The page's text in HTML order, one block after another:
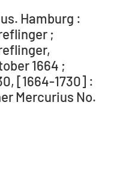
Hamburg :
;
1664 ;
[1664-1730] :
Mercurius No.